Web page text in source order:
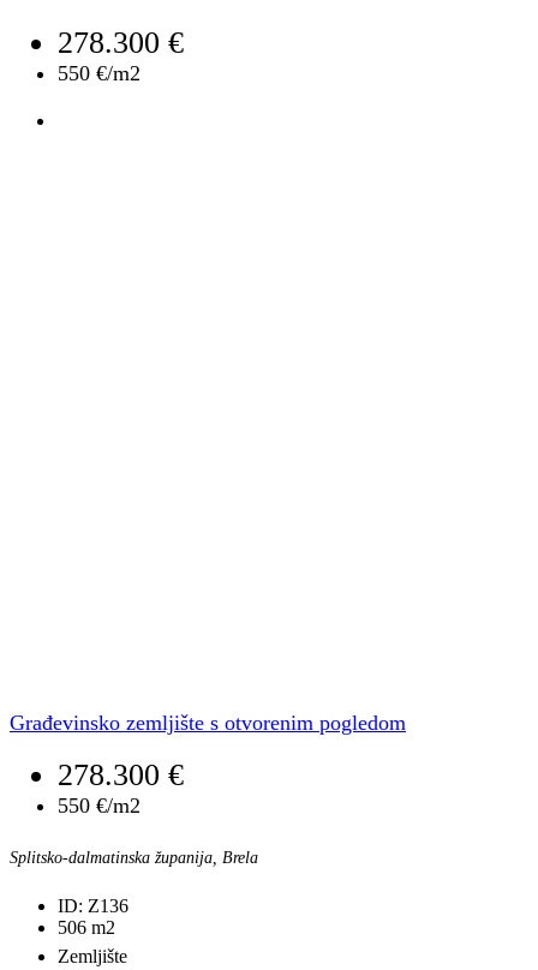
278.300 €
550 €/m2
Građevinsko zemljište s otvorenim pogledom
278.300 €
550 €/m2
Splitsko-dalmatinska županija, Brela
ID: Z136
506 m2
Zemljište